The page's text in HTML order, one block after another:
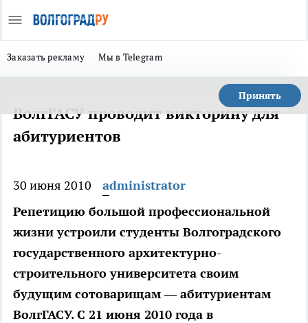
Заказать рекламу Мы в Telegram
Принять
ВолгГАСУ проводит викторину для
абитуриентов
30 июня 2010
administrator
Репетицию большой профессиональной
жизни устроили студенты Волгоградского
государственного архитектурно-
строительного университета своим
будущим сотоварищам — абитуриентам
ВолгГАСУ. С 21 июня 2010 года в